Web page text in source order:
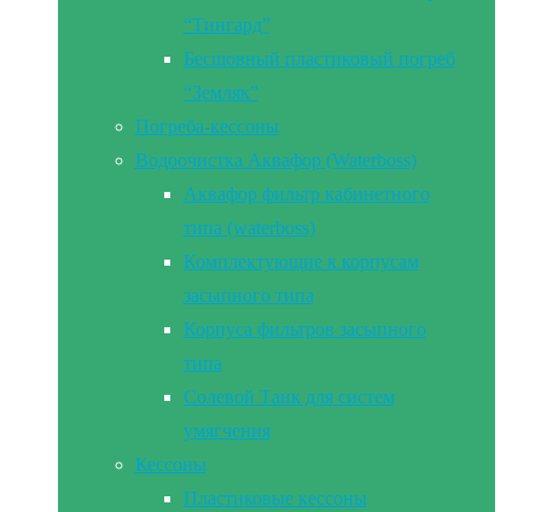
“Тингард”
Бесшовный пластиковый погреб
“Земляк”
Погреба-кессоны
Водоочистка Аквафор (Waterboss)
Аквафор фильтр кабинетного
типа (waterboss)
Комплектующие к корпусам
засыпного типа
Корпуса фильтров засыпного
типа
Солевой Танк для систем
умягчения
Кессоны
Пластиковые кессоны